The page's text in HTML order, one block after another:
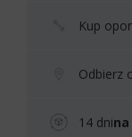
Kup
Odbierz
14 dni